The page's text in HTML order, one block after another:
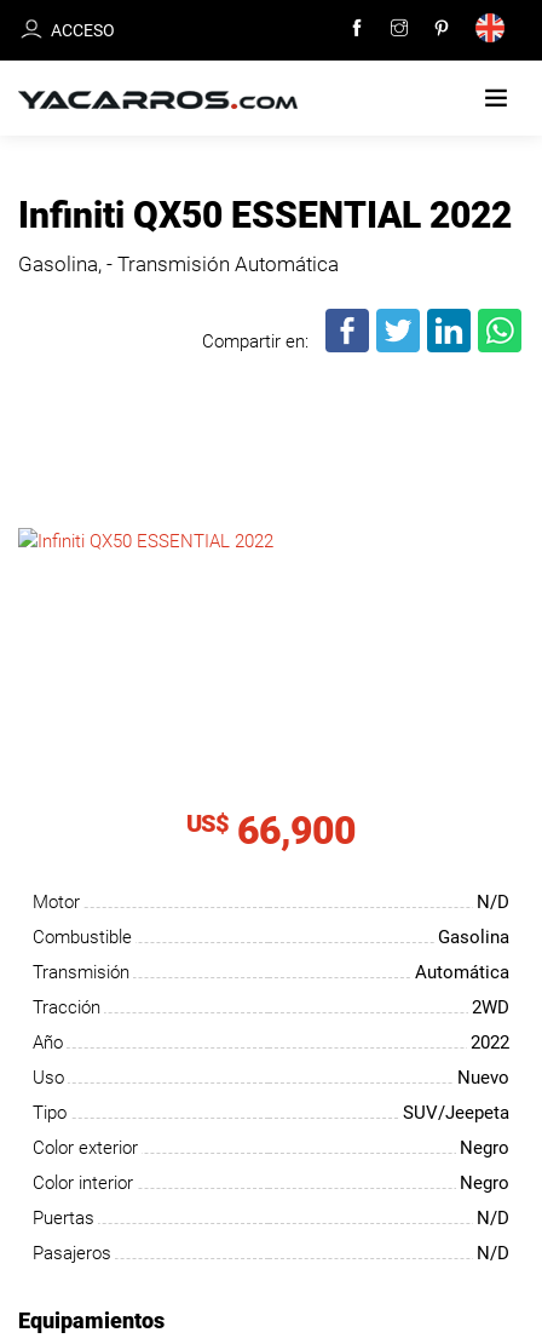
ACCESO
EN
NOTICIAS
Infiniti QX50 ESSENTIAL 2022
Gasolina, - Transmisión Automática
Compartir en:
US$ 66,900
Motor
N/D
Combustible
Gasolina
Transmisión
Automática
Tracción
2WD
Año
2022
Uso
Nuevo
Tipo
SUV/Jeepeta
Color exterior
Negro
Color interior
Negro
Puertas
N/D
Pasajeros
N/D
Equipamientos